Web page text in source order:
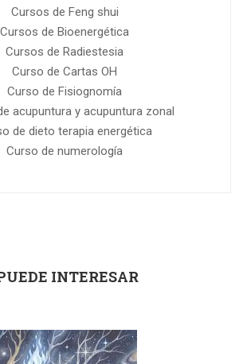
Cursos de Feng shui
Cursos de Bioenergética
Cursos de Radiestesia
Curso de Cartas OH
Curso de Fisiognomía
acupuntura y acupuntura zonal
de dieto terapia energética
Curso de numerología
INTERESAR